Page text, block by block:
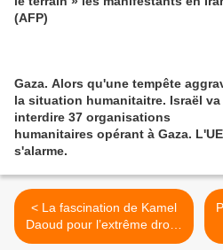
(AFP)
Gaza. Alors qu'une tempête
la situation humanitaitre. Israël va
interdire 37 organisations
humanitaires opérant à Gaza. L'UE
s'alarme.
< La fascination de Kamel
Daoud pour l’extrême droite
(Orient XXI)